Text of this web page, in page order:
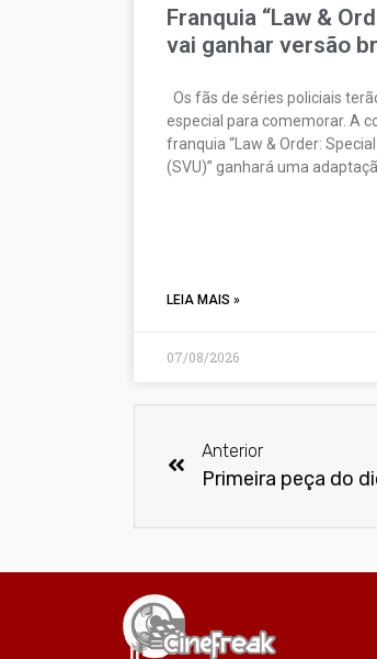
Franquia “Law &
vai ganhar versão
Os fãs de séries policiais
especial para comemorar. A
franquia “Law & Order:
(SVU)” ganhará uma
LEIA MAIS »
07/08/2026
Anterior